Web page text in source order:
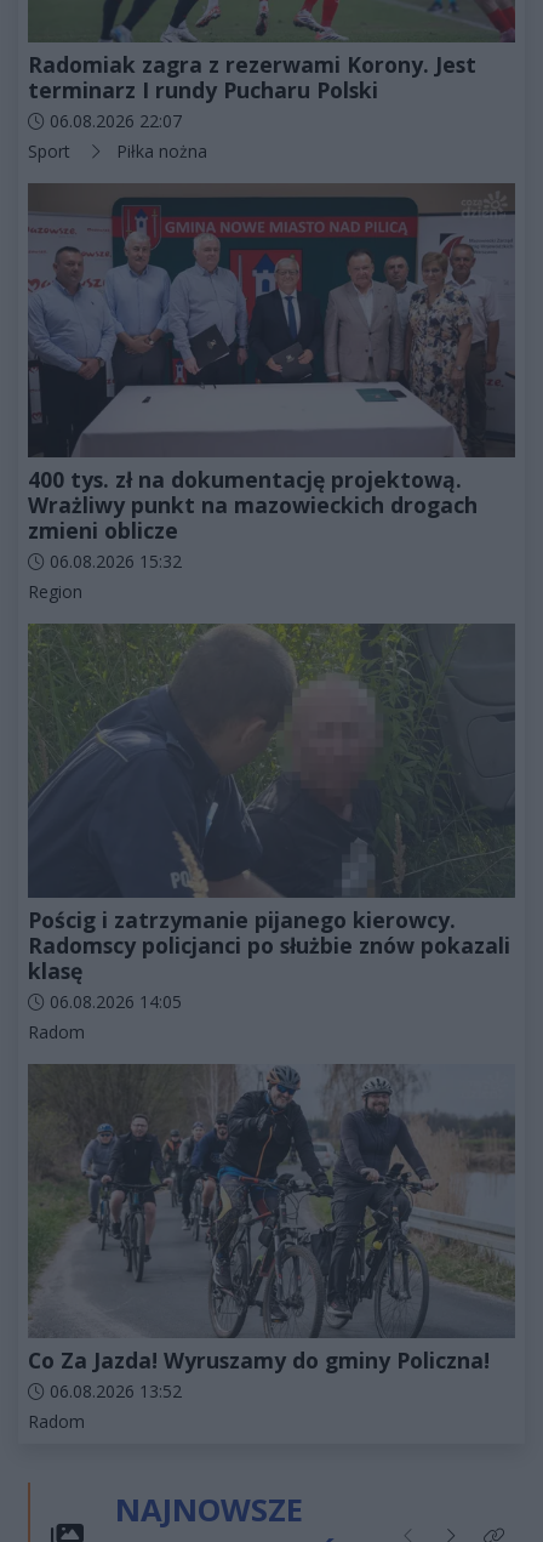
Radomiak zagra z rezerwami Korony. Jest
terminarz I rundy Pucharu Polski
Data dodania artykułu:
06.08.2026 22:07
Kategorie artykułu:
Sport Piłka nożna
400 tys. zł na dokumentację projektową.
Wrażliwy punkt na mazowieckich drogach
zmieni oblicze
Data dodania artykułu:
06.08.2026 15:32
Kategorie artykułu:
Region
Pościg i zatrzymanie pijanego kierowcy.
Radomscy policjanci po służbie znów pokazali
klasę
Data dodania artykułu:
06.08.2026 14:05
Kategorie artykułu:
Radom
Co Za Jazda! Wyruszamy do gminy Policzna!
Data dodania artykułu:
06.08.2026 13:52
Kategorie artykułu:
Radom
NAJNOWSZE